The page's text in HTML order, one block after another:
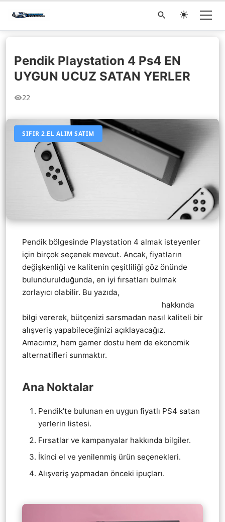
Pendik Playstation 4 Ps4 EN
UYGUN UCUZ SATAN YERLER
22
SIFIR 2.EL ALIM SATIM
Pendik bölgesinde Playstation 4 almak isteyenler
için birçok seçenek mevcut. Ancak, fiyatların
değişkenliği ve kalitenin çeşitliliği göz önünde
bulundurulduğunda, en iyi fırsatları bulmak
zorlayıcı olabilir. Bu yazıda,
hakkında
bilgi vererek, bütçenizi sarsmadan nasıl kaliteli bir
alışveriş yapabileceğinizi açıklayacağız.
Amacımız, hem gamer dostu hem de ekonomik
alternatifleri sunmaktır.
Ana Noktalar
Pendik’te bulunan en uygun fiyatlı PS4 satan
yerlerin listesi.
Fırsatlar ve kampanyalar hakkında bilgiler.
İkinci el ve yenilenmiş ürün seçenekleri.
Alışveriş yapmadan önceki ipuçları.